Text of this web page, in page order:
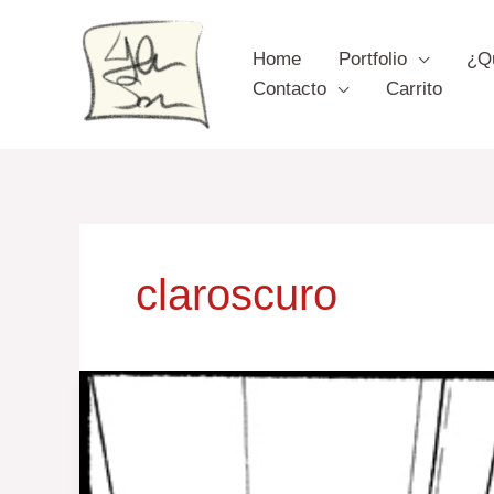
Home Portfolio
Contacto
Carrito
claroscuro
falsear
luces